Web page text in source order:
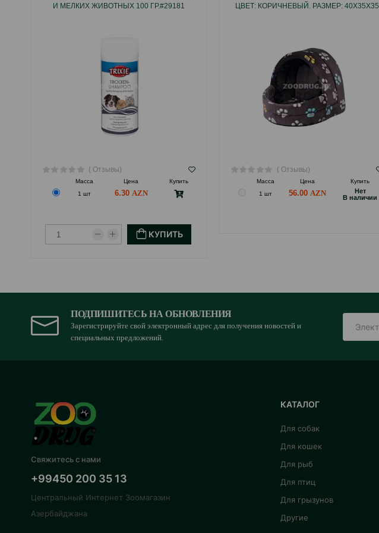
И МЕЛКИХ ЖИВОТНЫХ 100 ГР.#29181
( Отзывы)
Масса Цена
Купить
1 шт
6.30
КУПИТЬ
ЦВЕТ: КОРИЧНЕВЫЙ. РАЗМЕР: 40Х35Х35
( Отзывы)
Масса Цена
Купить
1 шт
56.00
Hет
B наличии
ПОДПИШИТЕСЬ НА ОБНОВЛЕНИЯ
Зарегистрируйте свой электронный адрес для получения новостей и
специальных предложений.
Свяжитесь с нами
+99450 200 35 13
Центральный Интернет Зоомагазин
Азербайджана
КАТАЛОГ
Для собак
Для кошек
Для рыб
Для птиц
Для грызунов
Другие